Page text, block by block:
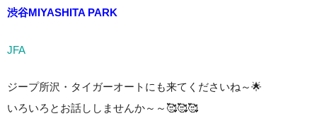
渋谷MIYASHITA PARK
JFA
ジープ所沢・タイガーオートにも来てくださいね～🌟
いろいろとお話ししませんか～～🥰🥰🥰